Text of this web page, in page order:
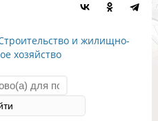
и жилищно-
хозяйство